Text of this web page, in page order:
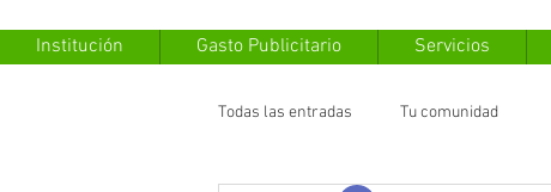
Institución Gasto Publicitario Servicios
Todas las entradas Tu comunidad